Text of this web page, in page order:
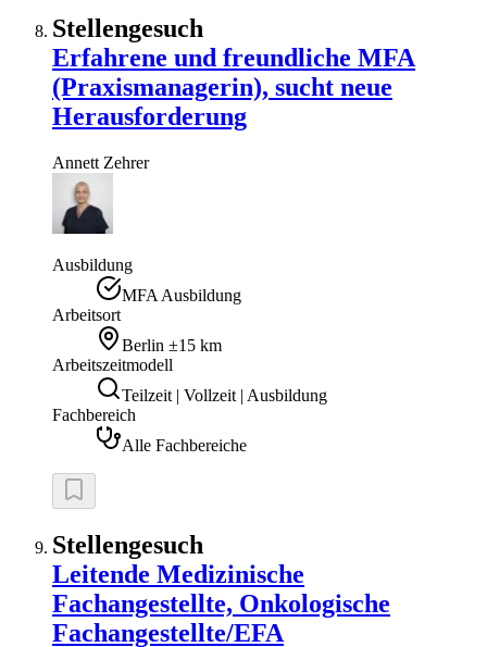
Stellengesuch
Erfahrene und freundliche MFA
(Praxismanagerin), sucht neue
Herausforderung
Annett Zehrer
Ausbildung
MFA Ausbildung
Arbeitsort
Berlin ±15 km
Arbeitszeitmodell
Teilzeit | Vollzeit | Ausbildung
Fachbereich
Alle Fachbereiche
Stellengesuch
Leitende Medizinische
Fachangestellte, Onkologische
Fachangestellte/EFA